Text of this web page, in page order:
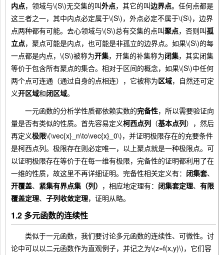
内点，领域与\(S\)无交集的叫外点，其它的叫边界点。任何点都是
这三者之一，其中内点必定属于\(S\)，外点必定不属于\(S\)，边界
点两种都有可能。去心领域与\(S\)总有交集的点叫聚点，否则叫孤
立点，聚点可能是内点，也可能是非孤立的边界点。如果\(S\)的每
一点都是内点，\(S\)被称为开集，开集的补集称为闭集，其实闭集
等价于包含所有聚点的集合。相对于区间的概念，如果\(S\)中任何
两个点可连通（通过自身的点相连），它被称为区域，自然还可定
义开区域和闭区域。
一元函数的分析学性质都依赖实数的完备性，所以需要验证向
量是否有类似的性质。首先容易定义柯西点列 （基本点列），然后
再定义极限\(\vec{x}_n\to\vec{x}_0\)，并证明极限存在的充要条件
是柯西点列。极限存在则必定唯一，以上聚点就是一种极限点。可
以证明极限存在等价于在每一维有极限，完备性的证明都利用了在
一维的性质，故这里不再详细证明。完备性相关定义有： 闭集套、
开覆盖、 紧集有界点集（列） ，相应地定理有： 闭集套定理、 有限
覆盖定理、 子列收敛定理，证明从略。
1.2 多元函数的连续性
类似于一元函数，我们要讨论多元函数的连续性、可微性。讨
论中可以以二元函数作为直观例子，并记之为\(z=f(x,y)\)，它们容